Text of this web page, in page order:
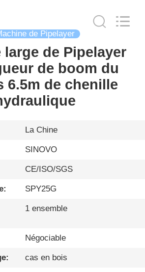
de Pipelayer
large de Pipelayer
de boom du
6.5m de chenille
La Chine
SINOVO
CE/ISO/SGS
SPY25G
1 ensemble
Négociable
cas en bois